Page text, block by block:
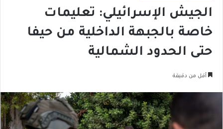
الجيش الإسرائيلي: تعليمات
خاصة بالجبهة الداخلية من حيفا
حتى الحدود الشمالية
أقل من دقيقة